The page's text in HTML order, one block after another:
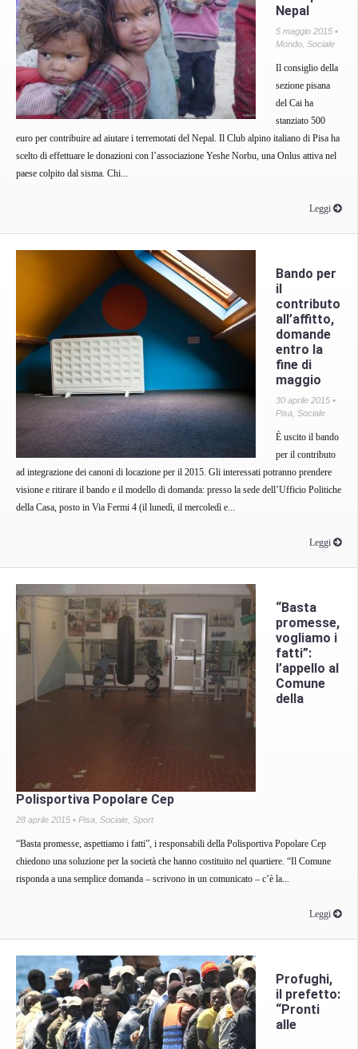
Nepal
5 maggio 2015 •
Mondo Sociale
Il consiglio della
sezione pisana
del Cai ha
stanziato 500
euro per contribuire ad aiutare i terremotati del Nepal. Il Club alpino italiano di Pisa ha
scelto di effettuare le donazioni con l’associazione Yeshe Norbu, una Onlus attiva nel
paese colpito dal sisma. Chi...
Leggi
Bando per
il
contributo
all’affitto,
domande
entro la
fine di
maggio
30 aprile 2015 •
Pisa Sociale
È uscito il bando
per il contributo
ad integrazione dei canoni di locazione per il 2015. Gli interessati potranno prendere
visione e ritirare il bando e il modello di domanda: presso la sede dell’Ufficio Politiche
della Casa, posto in Via Fermi 4 (il lunedì, il mercoledì e...
Leggi
“Basta
promesse,
vogliamo i
fatti”:
l’appello al
Comune
della
Polisportiva Popolare Cep
28 aprile 2015 • Pisa Sociale Sport
“Basta promesse, aspettiamo i fatti”, i responsabili della Polisportiva Popolare Cep
chiedono una soluzione per la società che hanno costituito nel quartiere. “Il Comune
risponda a una semplice domanda – scrivono in un comunicato – c’è la...
Leggi
Profughi,
il prefetto:
“Pronti
alle